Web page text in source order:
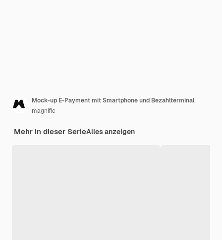
Mock-up E-Payment mit Smartphone und Bezahlterminal
magnific
Mehr in dieser SerieAlles anzeigen